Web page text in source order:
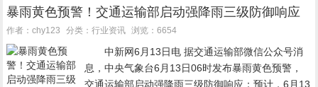
应对珠江水域重大突发事件的快速反应和高效处置
能力。...
暴雨黄色预警！交通运输部启动强降雨三级防御响应
作者：chy123 分类：行业资讯 浏览：6654
中新网6月13日电 据交通运输部微信公众号消
息，中央气象台6月13日06时发布暴雨黄色预警，
交通运输部启动强降雨三级防御响应：预计，6月13